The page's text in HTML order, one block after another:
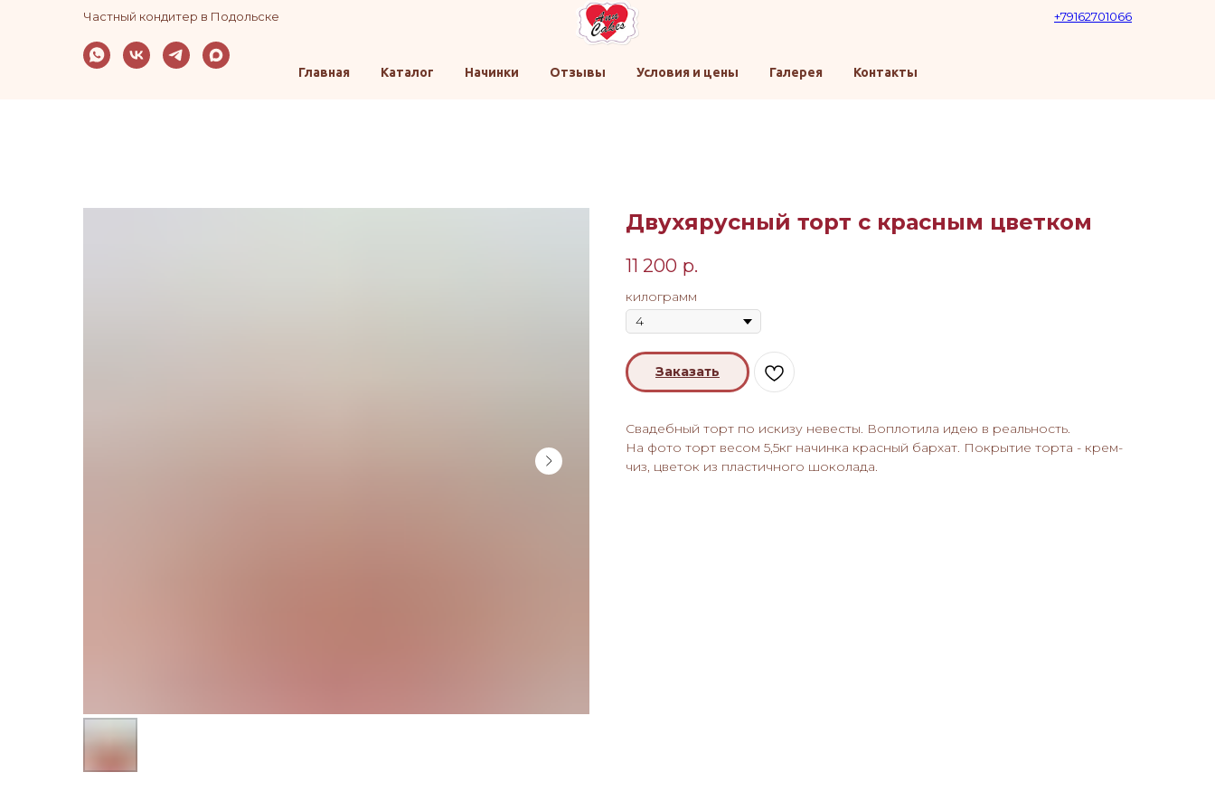
Частный кондитер в Подольске +79162701066
Главная Каталог Начинки Отзывы Условия и цены Галерея Контакты
Двухярусный торт с красным цветком
11 200 р.
килограмм
Заказать
Свадебный торт по искизу невесты. Воплотила идею в реальность.
На фото торт весом 5,5кг начинка красный бархат. Покрытие торта - крем-
чиз, цветок из пластичного шоколада.